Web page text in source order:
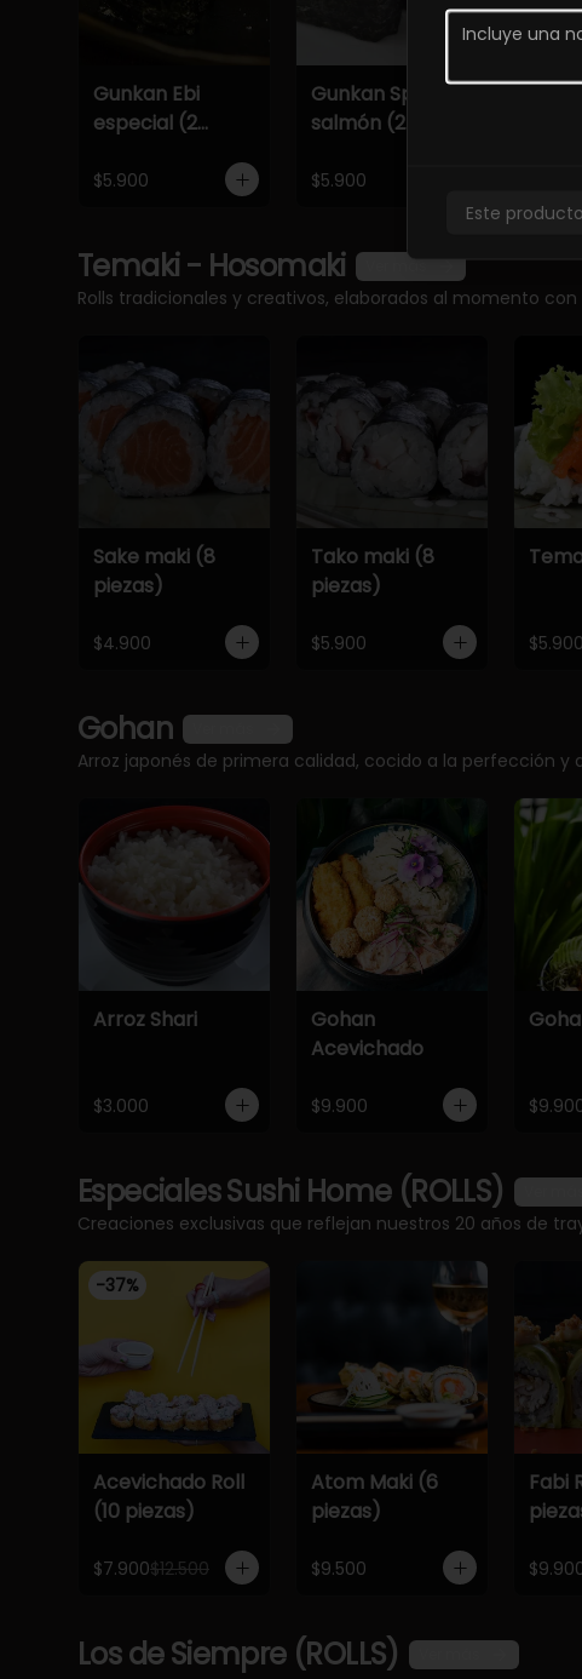
Gunkan Ebi
especial (2
$5.900
Gunkan Spicy
salmón (2
$5.900
Temaki - Hosomaki Ver más
Rolls tradicionales y creativos, elaborados al momento
Sake maki (8
piezas)
$4.900
Tako maki (8
piezas)
$5.900 $5.900
Gohan
Arroz japonés de primera calidad, cocido a la perfección
Arroz Shari
$3.000
Gohan
Acevichado
$9.900
Especiales Sushi Home (ROLLS)
Creaciones exclusivas que reflejan nuestros 20 años de
-37%
Acevichado Roll
(10 piezas)
$7.900$12.500
Atom Maki (6
piezas)
$9.500
Fabi
Los de Siempre (ROLLS)
Este